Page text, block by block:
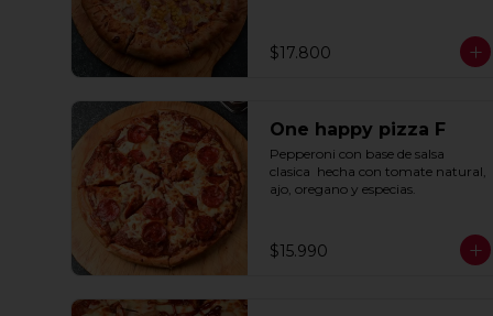
$17.800
One happy pizza F
Pepperoni con base de salsa
clasica  hecha con tomate natural,
ajo, oregano y especias.
$15.990